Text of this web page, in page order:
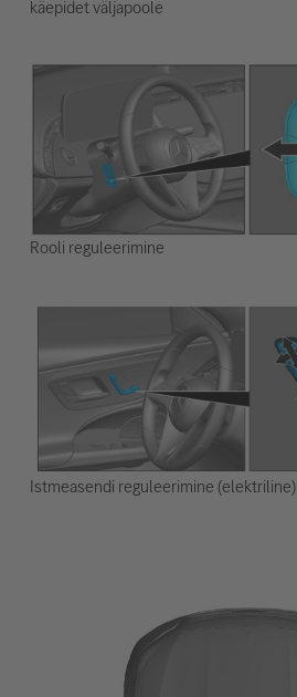
käepidet väljapoole
Rooli reguleerimine
Istmeasendi reguleerimine (elektriline)